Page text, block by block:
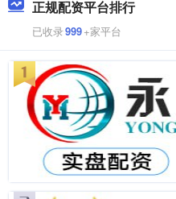
正规配资平台排行
已收录999+家平台